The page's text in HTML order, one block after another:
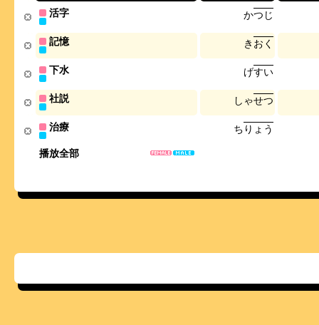
播放全部
活字 かつ じ
記憶 き お く
下水 げすい
社説 し ゃせつ
治療 ち り ょ う